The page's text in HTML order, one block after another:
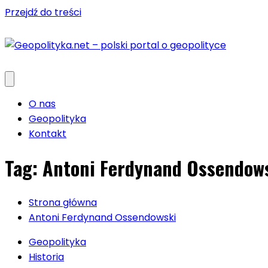
Przejdź do treści
O nas
Geopolityka
Kontakt
Tag:Antoni Ferdynand
Strona główna
Antoni Ferdynand Ossendowski
Geopolityka
Historia